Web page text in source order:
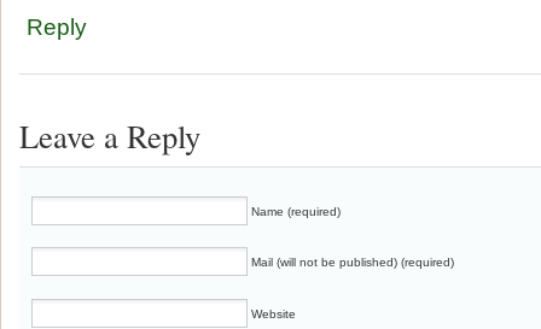
Reply
Leave a Reply
Name (required)
Mail (will not be published) (required)
Website